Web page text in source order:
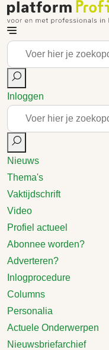
Inloggen
Nieuws
Thema's
Vaktijdschrift
Video
Profiel actueel
Abonnee worden?
Adverteren?
Inlogprocedure
Columns
Personalia
Actuele Onderwerpen
Nieuwsbriefarchief